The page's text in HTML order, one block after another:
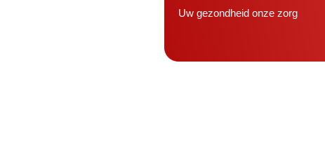
Uw gezondheid onze zorg